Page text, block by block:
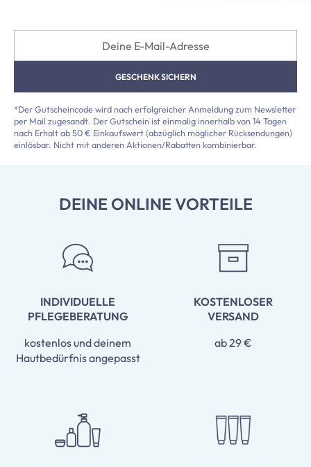
GESCHENK SICHERN
*Der Gutscheincode wird nach erfolgreicher Anmeldung zum Newsletter
per Mail zugesandt. Der Gutschein ist einmalig innerhalb von 14 Tagen
nach Erhalt ab 50 € Einkaufswert (abzüglich möglicher Rücksendungen)
einlösbar. Nicht mit anderen Aktionen/Rabatten kombinierbar.
DEINE ONLINE VORTEILE
INDIVIDUELLE
PFLEGEBERATUNG
kostenlos und deinem
Hautbedürfnis angepasst
KOSTENLOSER
VERSAND
ab 29 €